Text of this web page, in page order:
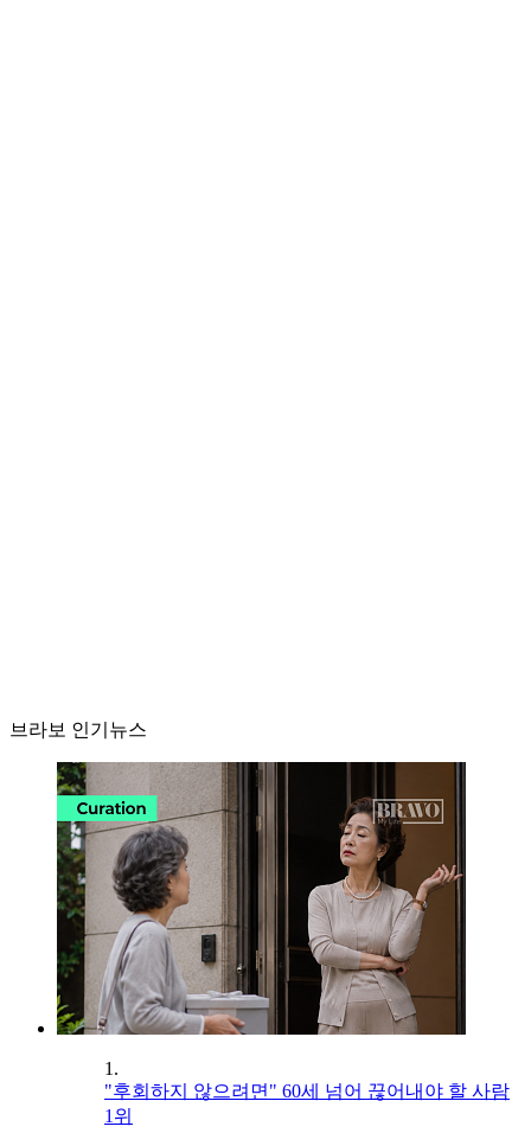
브라보 인기뉴스
1.
"후회하지 않으려면" 60세 넘어 끊어내야 할 사람
1위